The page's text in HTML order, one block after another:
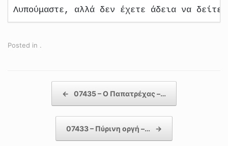
Λυπούμαστε, αλλά δεν έχετε άδεια να δείτε
Posted in .
← 07435 – Ο Παπατρέχας –…
07433 – Πύρινη οργή –… →